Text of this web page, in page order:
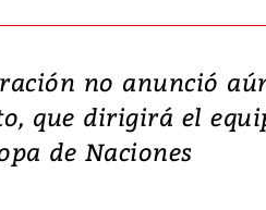
no anunció
que dirigirá el
de Naciones
Video, Japón:
deja heridos y graves
daños en Kumamoto